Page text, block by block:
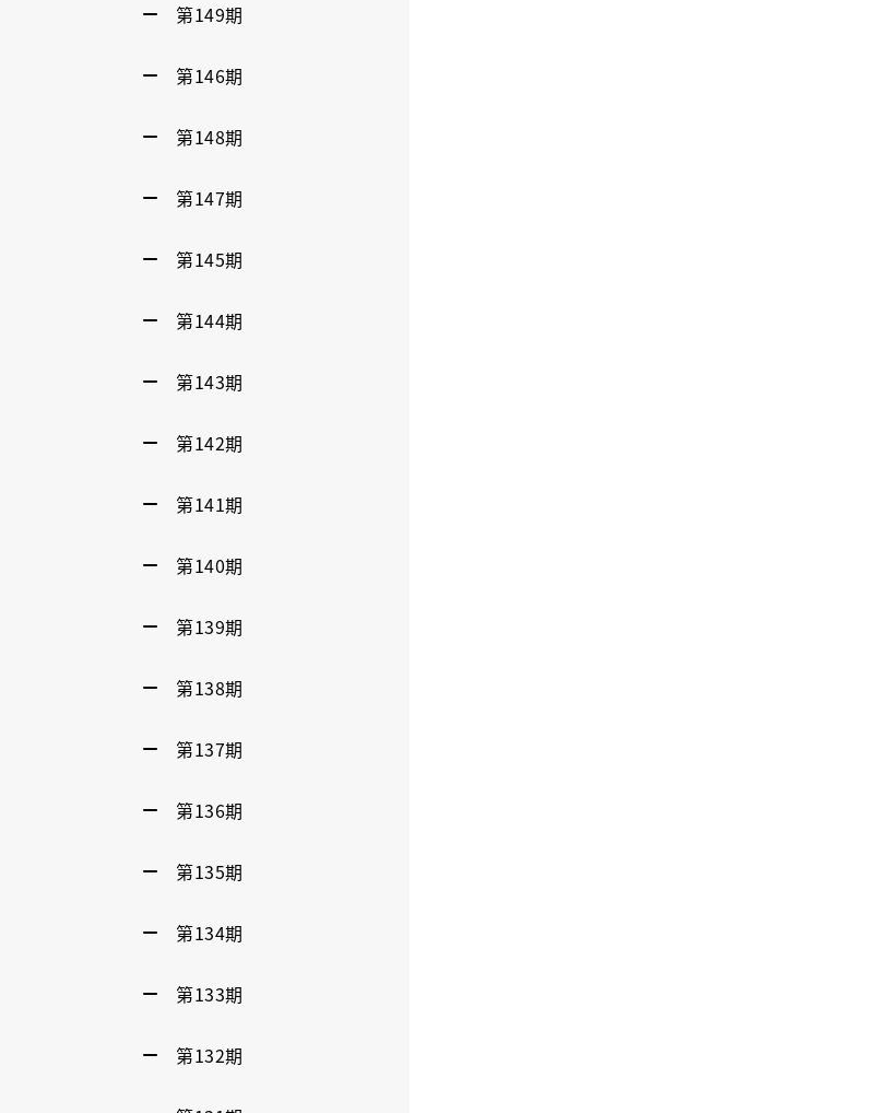
第149期
第146期
第148期
第147期
第145期
第144期
第143期
第142期
第141期
第140期
第139期
第138期
第137期
第136期
第135期
第134期
第133期
第132期